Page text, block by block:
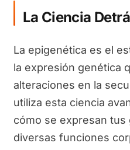
La Ciencia
La epigenética es el
la expresión genética
alteraciones en la
utiliza esta ciencia
cómo se expresan tus
diversas funciones